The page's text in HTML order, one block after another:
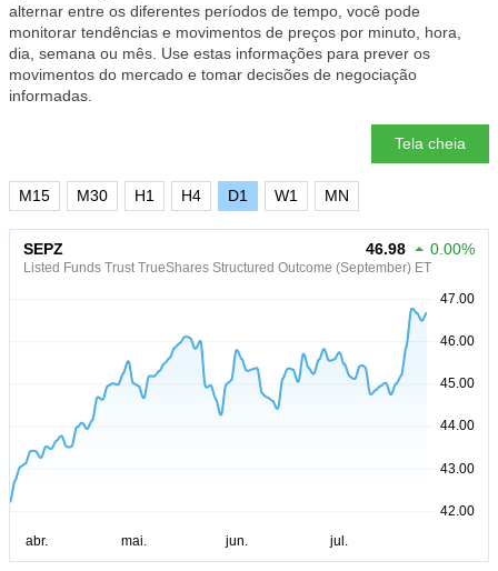
alternar entre os diferentes períodos de tempo, você pode
monitorar tendências e movimentos de preços por minuto, hora,
dia, semana ou mês. Use estas informações para prever os
movimentos do mercado e tomar decisões de negociação
informadas.
Tela cheia
M15 M30 H1 H4 D1 W1 MN
SEPZ
Listed Funds Trust TrueShares Structured Outcome (September) ET
46.98 0.00%